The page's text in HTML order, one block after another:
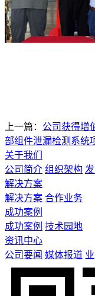
上一篇： 公司获得增
部组件泄漏检测系统
关于我们
公司简介 组织架构
解决方案
解决方案 合作业务
成功案例
成功案例 技术园地
资讯中心
公司要闻 媒体报道